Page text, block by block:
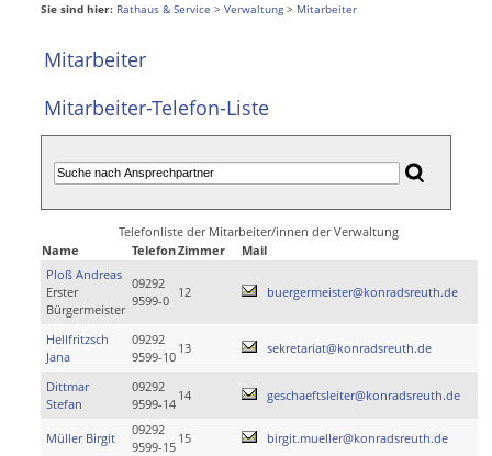
Sie sind hier: Rathaus & Service > Verwaltung> Mitarbeiter
Mitarbeiter
Mitarbeiter-Telefon-Liste
Telefonliste der Mitarbeiter/innen der Verwaltung
Name
TelefonZimmer
Mail
Ploß Andreas
Erster
Bürgermeister
09292
9599-0
12 buergermeister@konradsreuth.de
Hellfritzsch
Jana
09292
9599-10
13 sekretariat@konradsreuth.de
Dittmar
Stefan
09292
9599-14
14 geschaeftsleiter@konradsreuth.de
Müller Birgit
09292
9599-15
15 birgit.mueller@konradsreuth.de